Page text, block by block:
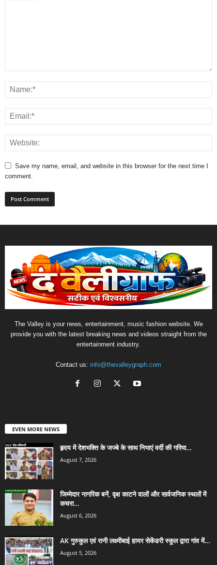
Save my name, email, and website in this browser for the next time I
comment.
The Valley is your news, entertainment, music fashion website. We
provide you with the latest breaking news and videos straight from the
entertainment industry.
Contact us: info@thevalleygraph.com
EVEN MORE NEWS
हृदय में देशभक्ति के जज्बे के साथ निभाएं वर्दी की गरिमा...
August 7, 2026
जिम्मेदार नागरिक बनें, वृक्ष काटने वालों और सार्वजनिक स्थलों में
कचरा...
August 6, 2026
AK गुरुकुल एवं रानी लक्ष्मीबाई हायर सेकेंडरी स्कूल द्वारा गांव में...
August 5, 2026